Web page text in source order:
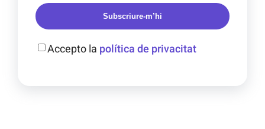
Subscriure-m’hi
Accepto la política de privacitat